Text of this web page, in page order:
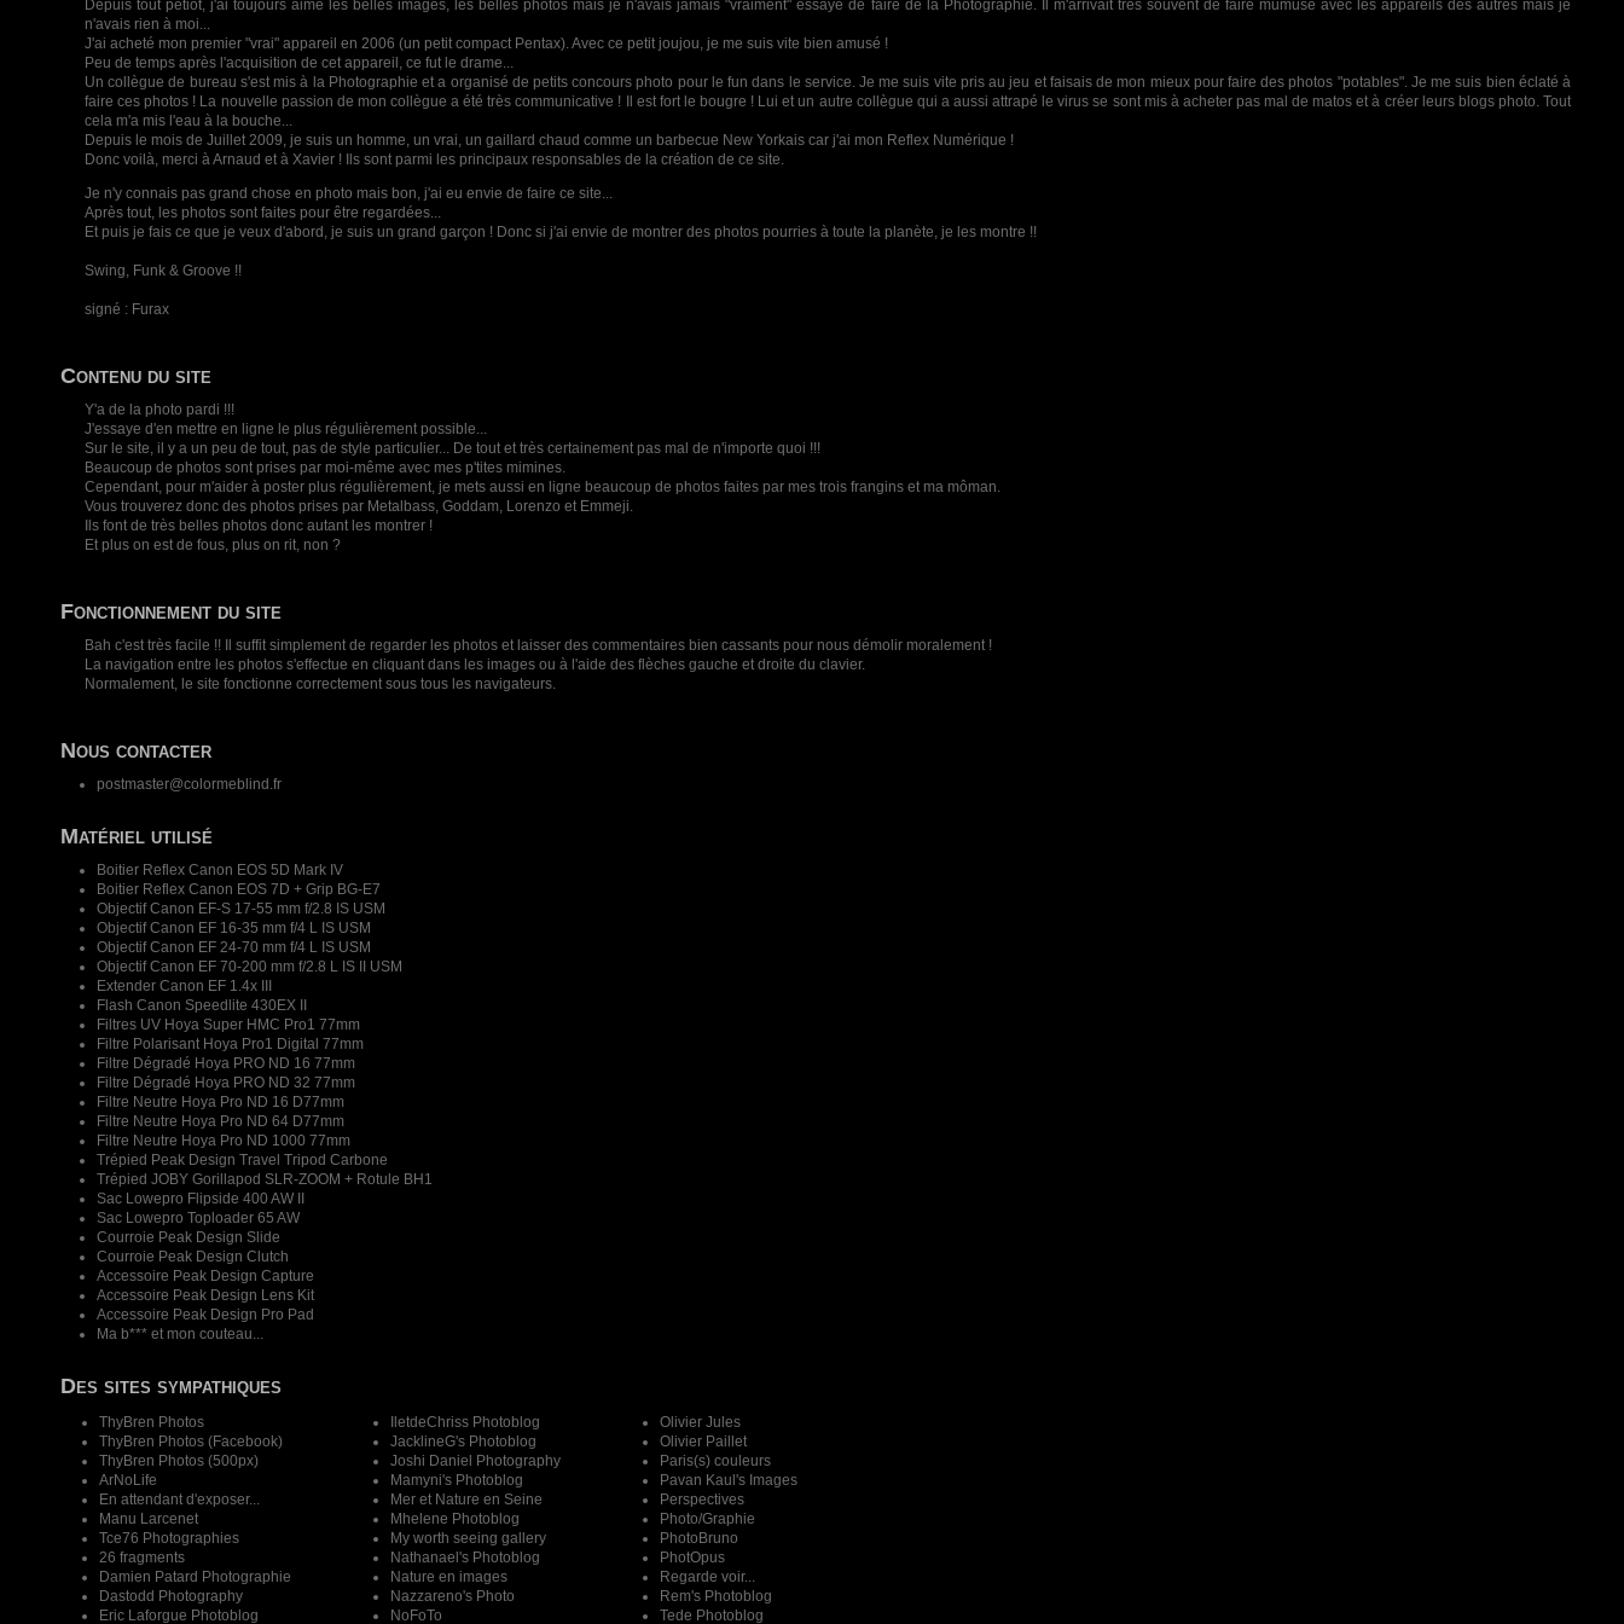
Depuis tout petiot, j'ai toujours aimé les belles images, les belles photos mais je n'avais jamais "vraiment" essayé de faire de la Photographie. Il m'arrivait très souvent de faire mumuse avec les appareils des autres mais je
n'avais rien à moi...
J'ai acheté mon premier "vrai" appareil en 2006 (un petit compact Pentax). Avec ce petit joujou, je me suis vite bien amusé !
Peu de temps après l'acquisition de cet appareil, ce fut le drame...
Un collègue de bureau s'est mis à la Photographie et a organisé de petits concours photo pour le fun dans le service. Je me suis vite pris au jeu et faisais de mon mieux pour faire des photos "potables". Je me suis bien éclaté à
faire ces photos ! La nouvelle passion de mon collègue a été très communicative ! Il est fort le bougre ! Lui et un autre collègue qui a aussi attrapé le virus se sont mis à acheter pas mal de matos et à créer leurs blogs photo. Tout
cela m'a mis l'eau à la bouche...
Depuis le mois de Juillet 2009, je suis un homme, un vrai, un gaillard chaud comme un barbecue New Yorkais car j'ai mon Reflex Numérique !
Donc voilà, merci à Arnaud et à Xavier ! Ils sont parmi les principaux responsables de la création de ce site.
Je n'y connais pas grand chose en photo mais bon, j'ai eu envie de faire ce site...
Après tout, les photos sont faites pour être regardées...
Et puis je fais ce que je veux d'abord, je suis un grand garçon ! Donc si j'ai envie de montrer des photos pourries à toute la planète, je les montre !!
Swing, Funk & Groove !!
signé : Furax
Contenu du site
Y'a de la photo pardi !!!
J'essaye d'en mettre en ligne le plus régulièrement possible...
Sur le site, il y a un peu de tout, pas de style particulier... De tout et très certainement pas mal de n'importe quoi !!!
Beaucoup de photos sont prises par moi-même avec mes p'tites mimines.
Cependant, pour m'aider à poster plus régulièrement, je mets aussi en ligne beaucoup de photos faites par mes trois frangins et ma môman.
Vous trouverez donc des photos prises par Metalbass, Goddam, Lorenzo et Emmeji.
Ils font de très belles photos donc autant les montrer !
Et plus on est de fous, plus on rit, non ?
Fonctionnement du site
Bah c'est très facile !! Il suffit simplement de regarder les photos et laisser des commentaires bien cassants pour nous démolir moralement !
La navigation entre les photos s'effectue en cliquant dans les images ou à l'aide des flèches gauche et droite du clavier.
Normalement, le site fonctionne correctement sous tous les navigateurs.
Nous contacter
postmaster@colormeblind.fr
Matériel utilisé
Boitier Reflex Canon EOS 5D Mark IV
Boitier Reflex Canon EOS 7D + Grip BG-E7
Objectif Canon EF-S 17-55 mm f/2.8 IS USM
Objectif Canon EF 16-35 mm f/4 L IS USM
Objectif Canon EF 24-70 mm f/4 L IS USM
Objectif Canon EF 70-200 mm f/2.8 L IS II USM
Extender Canon EF 1.4x III
Flash Canon Speedlite 430EX II
Filtres UV Hoya Super HMC Pro1 77mm
Filtre Polarisant Hoya Pro1 Digital 77mm
Filtre Dégradé Hoya PRO ND 16 77mm
Filtre Dégradé Hoya PRO ND 32 77mm
Filtre Neutre Hoya Pro ND 16 D77mm
Filtre Neutre Hoya Pro ND 64 D77mm
Filtre Neutre Hoya Pro ND 1000 77mm
Trépied Peak Design Travel Tripod Carbone
Trépied JOBY Gorillapod SLR-ZOOM + Rotule BH1
Sac Lowepro Flipside 400 AW II
Sac Lowepro Toploader 65 AW
Courroie Peak Design Slide
Courroie Peak Design Clutch
Accessoire Peak Design Capture
Accessoire Peak Design Lens Kit
Accessoire Peak Design Pro Pad
Ma b*** et mon couteau...
Des sites sympathiques
ThyBren Photos
ThyBren Photos (Facebook)
ThyBren Photos (500px)
ArNoLife
En attendant d'exposer...
Manu Larcenet
Tce76 Photographies
26 fragments
Damien Patard Photographie
Dastodd Photography
Eric Laforgue Photoblog
IletdeChriss Photoblog
JacklineG's Photoblog
Joshi Daniel Photography
Mamyni's Photoblog
Mer et Nature en Seine
Mhelene Photoblog
My worth seeing gallery
Nathanael's Photoblog
Nature en images
Nazzareno's Photo
NoFoTo
Olivier Jules
Olivier Paillet
Paris(s) couleurs
Pavan Kaul's Images
Perspectives
Photo/Graphie
PhotoBruno
PhotOpus
Regarde voir...
Rem's Photoblog
Tede Photoblog